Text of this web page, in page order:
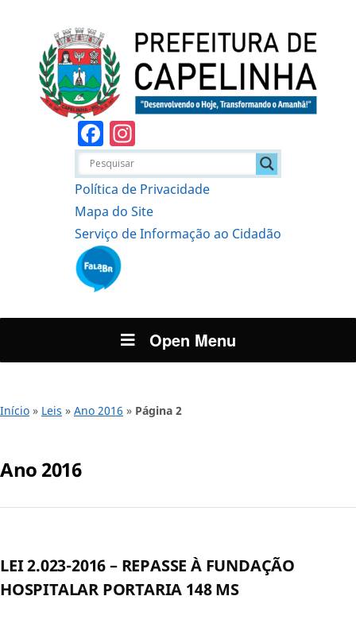
Facebook
Política de Privacidade
Mapa do Site
Serviço de Informação ao Cidadão
Open Menu
Início » Leis » Ano 2016 » Página 2
Ano 2016
LEI 2.023-2016 – REPASSE À FUNDAÇÃO
HOSPITALAR PORTARIA 148 MS